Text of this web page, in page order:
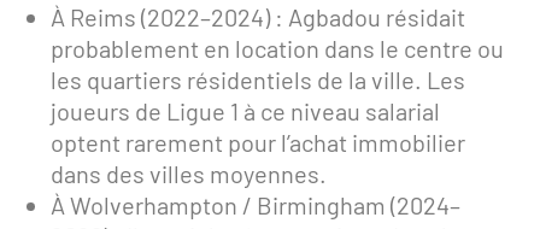
À Reims (2022–2024) : Agbadou résidait
probablement en location dans le centre ou
les quartiers résidentiels de la ville. Les
joueurs de Ligue 1 à ce niveau salarial
optent rarement pour l’achat immobilier
dans des villes moyennes.
À Wolverhampton / Birmingham (2024–